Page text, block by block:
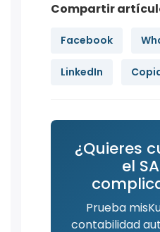
Compartir
Facebook
LinkedIn
¿Quieres
el
Prueba
contabilidad